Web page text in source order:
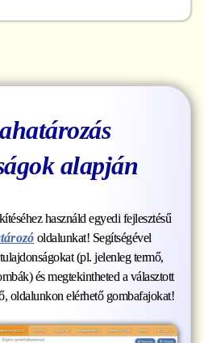
alapján
használd egyedi fejlesztésű
oldalunkat! Segítségével
(pl. jelenleg termő,
és megtekintheted a választott
oldalunkon elérhető gombafajokat!